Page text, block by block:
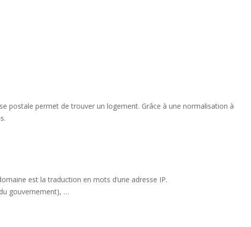
postale permet de trouver un logement. Grâce à une normalisation à
est la traduction en mots d’une adresse IP.
gouvernement), …